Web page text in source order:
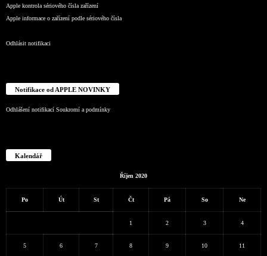
Apple kontrola sériového čísla zařízení
Apple informace o zařízení podle sériového čísla
Odhlásit notifikaci
Notifikace od APPLE NOVINKY
Odhlášení notifikací Soukromí a podmínky
Kalendář
Říjen 2020
Po Út St Čt Pá So Ne
1 2 3 4
5 6 7 8 9 10 11